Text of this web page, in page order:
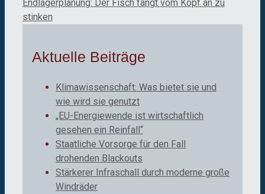
Endlagerplanung: Der Fisch fängt vom Kopf an zu
stinken
Aktuelle Beiträge
Klimawissenschaft: Was bietet sie und
wie wird sie genutzt
„EU-Energiewende ist wirtschaftlich
gesehen ein Reinfall“
Staatliche Vorsorge für den Fall
drohenden Blackouts
Stärkerer Infraschall durch moderne große
Windräder